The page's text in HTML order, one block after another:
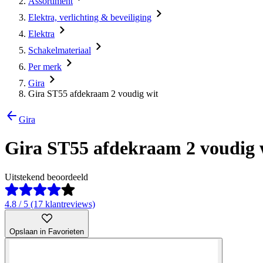
Elektra, verlichting & beveiliging
Elektra
Schakelmateriaal
Per merk
Gira
Gira ST55 afdekraam 2 voudig wit
Gira
Gira ST55 afdekraam 2 voudig
Uitstekend beoordeeld
4.8 / 5 (17 klantreviews)
Opslaan in Favorieten